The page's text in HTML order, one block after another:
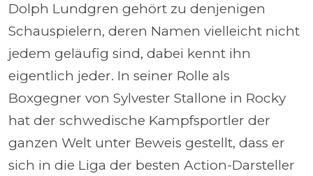
Dolph Lundgren gehört zu denjenigen
Schauspielern, deren Namen vielleicht nicht
jedem geläufig sind, dabei kennt ihn
eigentlich jeder. In seiner Rolle als
Boxgegner von Sylvester Stallone in Rocky
hat der schwedische Kampfsportler der
ganzen Welt unter Beweis gestellt, dass er
sich in die Liga der besten Action-Darsteller